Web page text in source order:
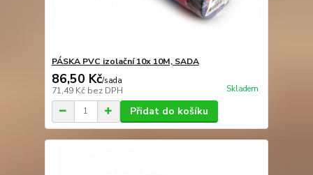
PÁSKA PVC izolační 10x 10M, SADA
86,50 Kč/sada
71,49 Kč bez DPH Skladem
Přidat do košíku